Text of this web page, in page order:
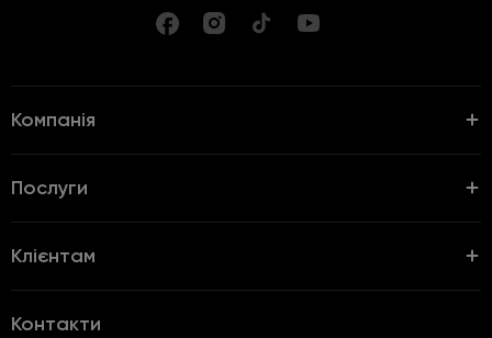
Компанія
Послуги
Клієнтам
Контакти